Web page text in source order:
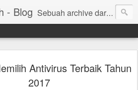
- Blog Sebuah archive dari kehidupan - log dari perjalanan dan tujuan | Fell Free ... ( archive of live, log of journey and target | Fell Free ...)
Antivirus Terbaik Tahun
2017